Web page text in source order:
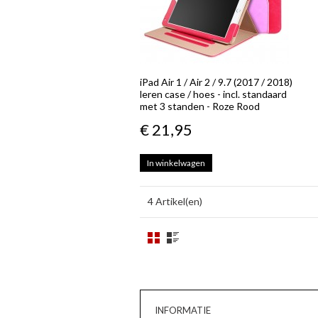
iPad Air 1 / Air 2 / 9.7 (2017 / 2018)
leren case / hoes - incl. standaard
met 3 standen - Roze Rood
€ 21,95
In winkelwagen
4 Artikel(en)
INFORMATIE